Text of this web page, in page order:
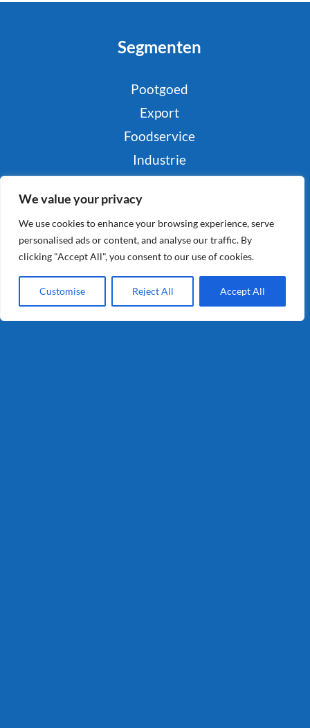
We value your privacy
We use cookies to enhance your browsing experience, serve
personalised ads or content, and analyse our traffic. By
clicking "Accept All", you consent to our use of cookies.
Customise Reject All Accept All
Segmenten
Pootgoed
Export
Foodservice
Industrie
Consumenten
Info
Privacy